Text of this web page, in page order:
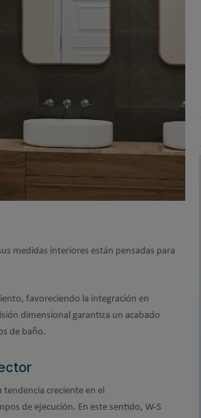
medidas interiores están pensadas para
favoreciendo la integración en
dimensional garantiza un acabado
de baño.
tendencia creciente en el
de ejecución. En este sentido, W-S